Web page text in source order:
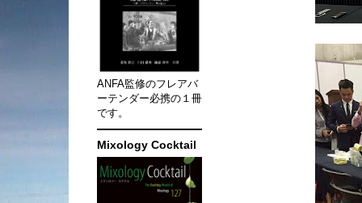
ANFA監修のフレアバ
ーテンダー必携の１冊
です。
Mixology Cocktail